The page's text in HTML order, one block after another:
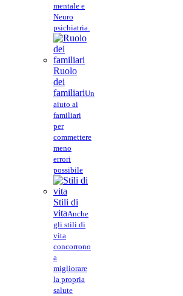
mentale e
Neuro
psichiatria.
Ruolo
dei
familiariUn
aiuto ai
familiari
per
commettere
meno
errori
possibile
Stili di
vitaAnche
gli stili di
vita
concorrono
a
migliorare
la propria
salute